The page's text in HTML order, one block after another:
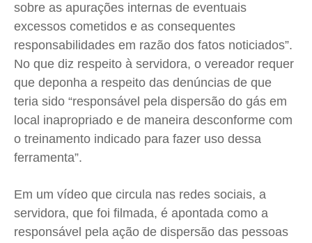
Anuncie
Termos de Uso
Privacidade
Anuncie
Termos de Uso
Privacidade
Anuncie
Termos de Uso
Privacidade
Anuncie
Termos de Uso
Privacidade
sobre as apurações internas de eventuais
excessos cometidos e as consequentes
responsabilidades em razão dos fatos noticiados”.
No que diz respeito à servidora, o vereador requer
que deponha a respeito das denúncias de que
teria sido “responsável pela dispersão do gás em
local inapropriado e de maneira desconforme com
o treinamento indicado para fazer uso dessa
ferramenta”.
Em um vídeo que circula nas redes sociais, a
servidora, que foi filmada, é apontada como a
responsável pela ação de dispersão das pessoas